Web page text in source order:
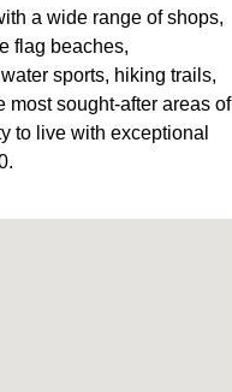
a wide range of shops,
flag beaches,
sports, hiking trails,
most sought-after areas of
to live with exceptional